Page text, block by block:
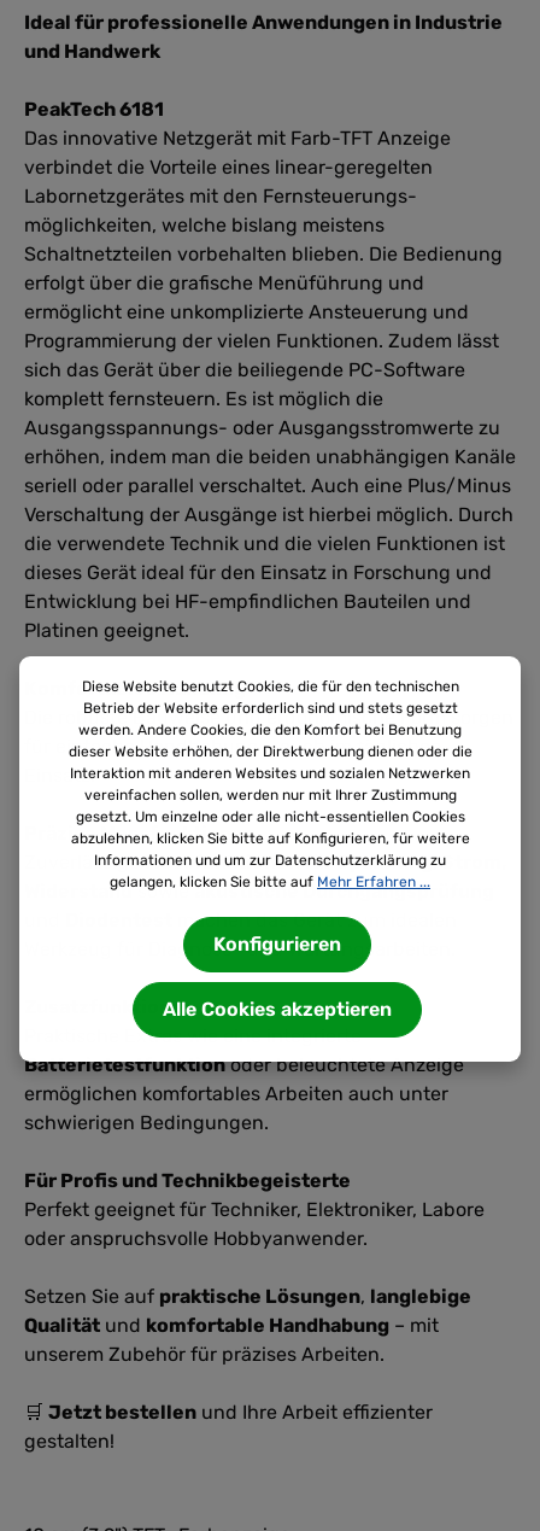
Ideal für professionelle Anwendungen in Industrie
und Handwerk
PeakTech 6181
Das innovative Netzgerät mit Farb-TFT Anzeige
verbindet die Vorteile eines linear-geregelten
Labornetzgerätes mit den Fernsteuerungs-
möglichkeiten, welche bislang meistens
Schaltnetzteilen vorbehalten blieben. Die Bedienung
erfolgt über die grafische Menüführung und
ermöglicht eine unkomplizierte Ansteuerung und
Programmierung der vielen Funktionen. Zudem lässt
sich das Gerät über die beiliegende PC-Software
komplett fernsteuern. Es ist möglich die
Ausgangsspannungs- oder Ausgangsstromwerte zu
erhöhen, indem man die beiden unabhängigen Kanäle
seriell oder parallel verschaltet. Auch eine Plus/Minus
Verschaltung der Ausgänge ist hierbei möglich. Durch
die verwendete Technik und die vielen Funktionen ist
dieses Gerät ideal für den Einsatz in Forschung und
Entwicklung bei HF-empfindlichen Bauteilen und
Platinen geeignet.
Komfortables Handling
Die robuste Bauweise und ergonomische Form sorgen
für einfache Handhabung – auch im täglichen
Einsatz.
Präzise Messfunktionen
ZuverlässigeMessfunktionen für Spannung, Strom,
Widerstandsowieakustische Durchgangsprüfung
machen das Gerät zum idealen
Werkzeug für Diagnose- und Wartungsarbeiten.
Zusatzfunktionen
Praktische Extras wie eine integrierte
Batterietestfunktionoder beleuchtete Anzeige
ermöglichen komfortables Arbeiten auch unter
schwierigen Bedingungen.
Für Profis und Technikbegeisterte
Perfekt geeignet für Techniker, Elektroniker, Labore
oder anspruchsvolle Hobbyanwender.
Setzen Sie auf praktische Lösungen, langlebige
Qualität und komfortable Handhabung – mit
unserem Zubehör für präzises Arbeiten.
🛒 Jetzt bestellen und Ihre Arbeit effizienter
gestalten!
Diese Website benutzt Cookies, die für den technischen
Betrieb der Website erforderlich sind und stets gesetzt
werden. Andere Cookies, die den Komfort bei Benutzung
dieser Website erhöhen, der Direktwerbung dienen oder die
Interaktion mit anderen Websites und sozialen Netzwerken
vereinfachen sollen, werden nur mit Ihrer Zustimmung
gesetzt. Um einzelne oder alle nicht-essentiellen Cookies
abzulehnen, klicken Sie bitte auf Konfigurieren, für weitere
Informationen und um zur Datenschutzerklärung zu
gelangen, klicken Sie bitte auf Mehr Erfahren ...
Konfigurieren
Alle Cookies akzeptieren